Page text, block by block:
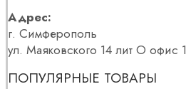
Адрес:
г. Симферополь
ул. Маяковского 14 лит О офис 1
ПОПУЛЯРНЫЕ ТОВАРЫ